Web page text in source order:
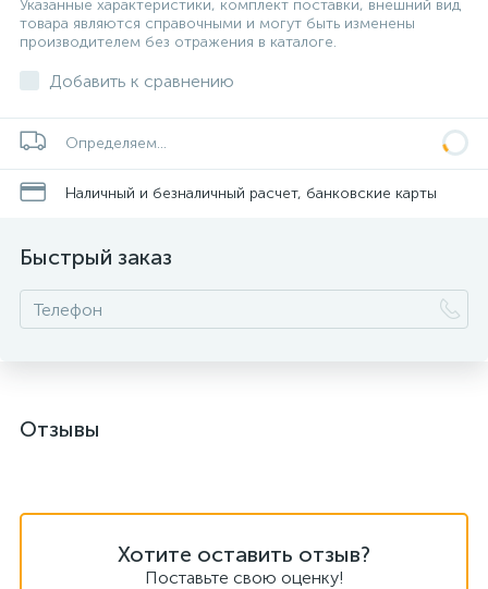
Указанные характеристики, комплект поставки, внешний вид
товара являются справочными и могут быть изменены
производителем без отражения в каталоге.
Добавить к сравнению
Определяем...
Наличный и безналичный расчет, банковские карты
Быстрый заказ
Отзывы
Хотите оставить отзыв?
Поставьте свою оценку!